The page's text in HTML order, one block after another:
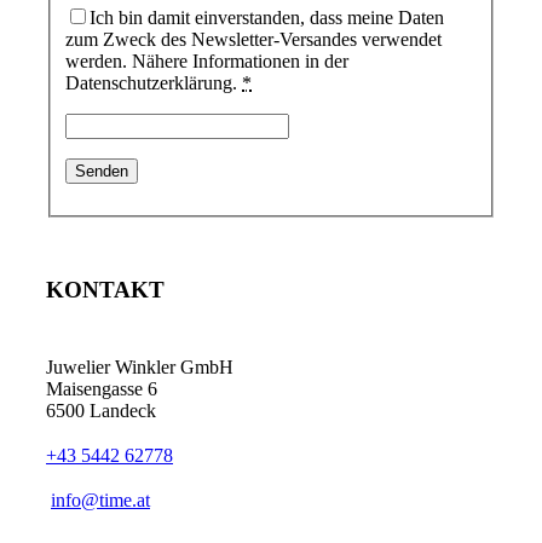
Ich bin damit einverstanden, dass meine Daten
zum Zweck des Newsletter-Versandes verwendet
werden. Nähere Informationen in der
Datenschutzerklärung. *
KONTAKT
Juwelier Winkler GmbH
Maisengasse 6
6500 Landeck
+43 5442 62778
info@time.at